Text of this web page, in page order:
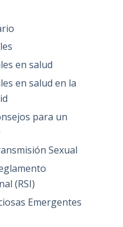
en salud
en salud en la
para un
Sexual
(RSI)
Emergentes